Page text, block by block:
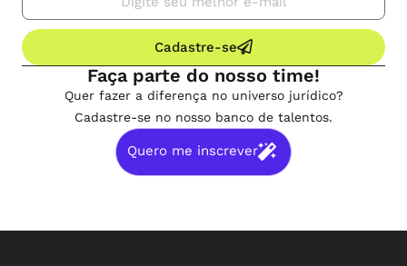
Cadastre-se
Faça parte do nosso time!
Quer fazer a diferença no universo jurídico?
Cadastre-se no nosso banco de talentos.
Quero me inscrever